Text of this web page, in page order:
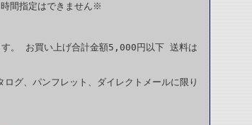
間指定はできません※
。 お買い上げ合計金額5,000円以下 送料は
ログ、パンフレット、ダイレクトメールに限り